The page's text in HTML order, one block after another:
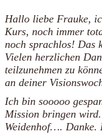
Hallo liebe Frauke,
Kurs, noch immer
noch sprachlos! Das
Vielen herzlichen
teilzunehmen zu
an deiner
Ich bin sooooo
Mission bringen
Weidenhof…. Danke.